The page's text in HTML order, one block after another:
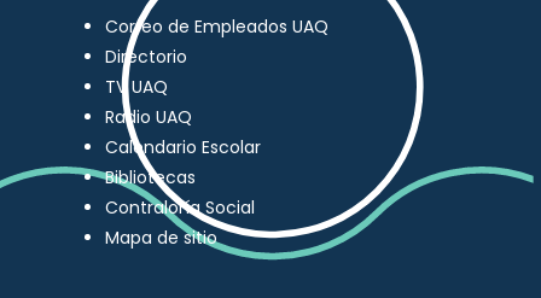
Correo de Empleados UAQ
Directorio
TV UAQ
Radio UAQ
Calendario Escolar
Bibliotecas
Contraloría Social
Mapa de sitio